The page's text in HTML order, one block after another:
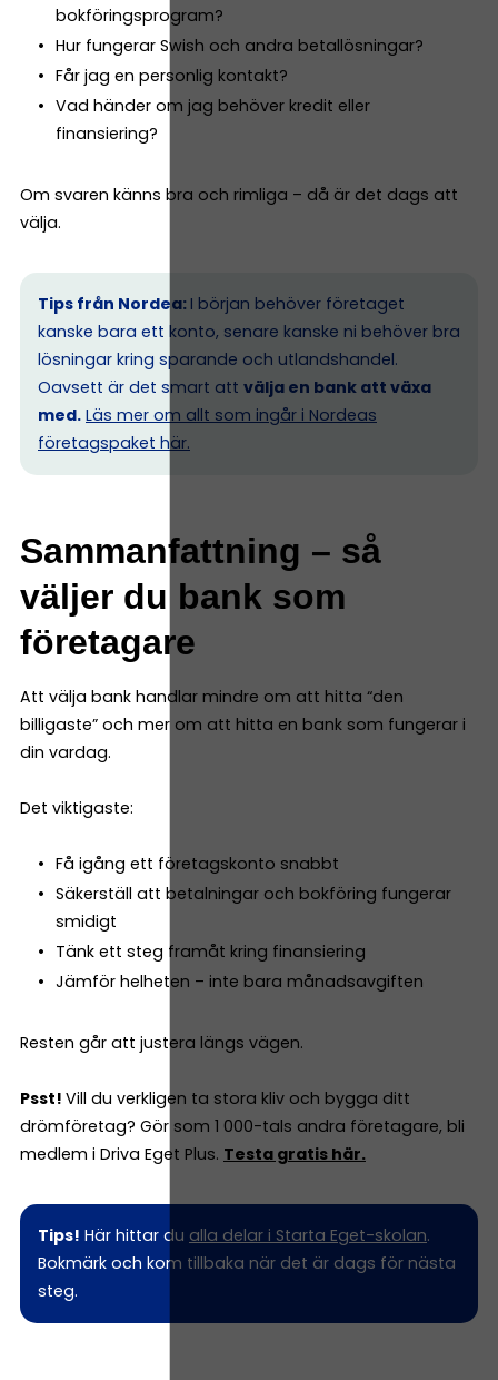
bokföringsprogram?
Hur fungerar Swish och andra betallösningar?
Får jag en personlig kontakt?
Vad händer om jag behöver kredit eller
finansiering?
Om svaren känns bra och rimliga – då är det dags att
välja.
Tips från Nordea: I början behöver företaget
kanske bara ett konto, senare kanske ni behöver bra
lösningar kring sparande och utlandshandel.
Oavsett är det smart att välja en bank att växa
med. Läs mer om allt som ingår i Nordeas
företagspaket här.
Sammanfattning – så
väljer du bank som
företagare
Att välja bank handlar mindre om att hitta “den
billigaste” och mer om att hitta en bank som fungerar i
din vardag.
Det viktigaste:
Få igång ett företagskonto snabbt
Säkerställ att betalningar och bokföring fungerar
smidigt
Tänk ett steg framåt kring finansiering
Jämför helheten – inte bara månadsavgiften
Resten går att justera längs vägen.
Psst! Vill du verkligen ta stora kliv och bygga ditt
drömföretag? Gör som 1 000-tals andra företagare, bli
medlem i Driva Eget Plus. Testa gratis här.
Tips! Här hittar du alla delar i Starta Eget-skolan.
Bokmärk och kom tillbaka när det är dags för nästa
steg.